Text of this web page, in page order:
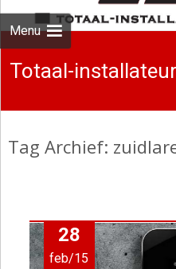
Menu
Totaal-
Tag Archief:
28
feb/15